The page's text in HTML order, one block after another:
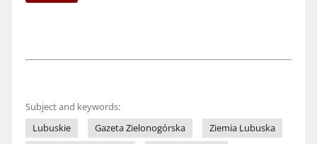
Subject and keywords:
Lubuskie
Gazeta Zielonogórska
Ziemia Lubuska